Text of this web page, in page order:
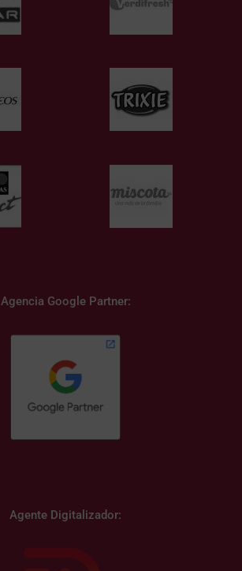
Agencia Google Partner:
Agente Digitalizador: